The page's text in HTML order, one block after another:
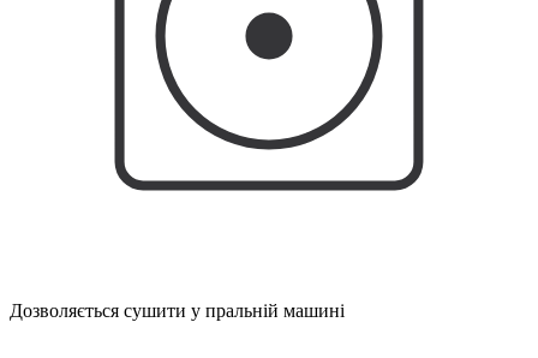
Дозволяється сушити у пральній машині